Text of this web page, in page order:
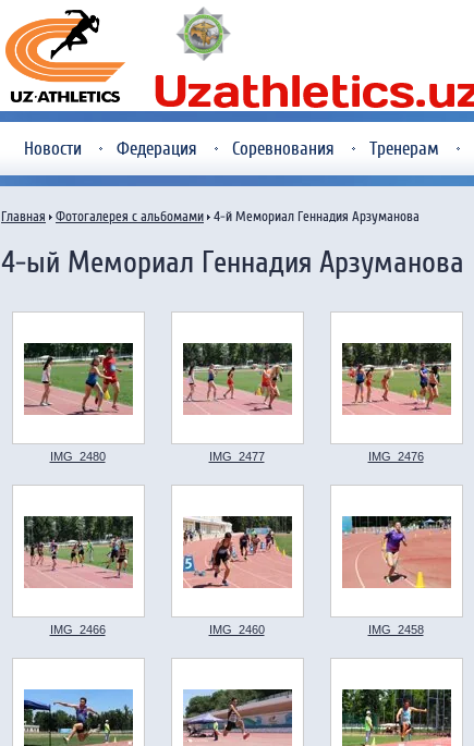
Новости Федерация Соревнования Тренерам
Главная Фотогалерея с альбомами 4-й Мемориал Геннадия Арзуманова
4-ый Мемориал Геннадия Арзуманова
IMG_2480 IMG_2477 IMG_2476
IMG_2466 IMG_2460 IMG_2458